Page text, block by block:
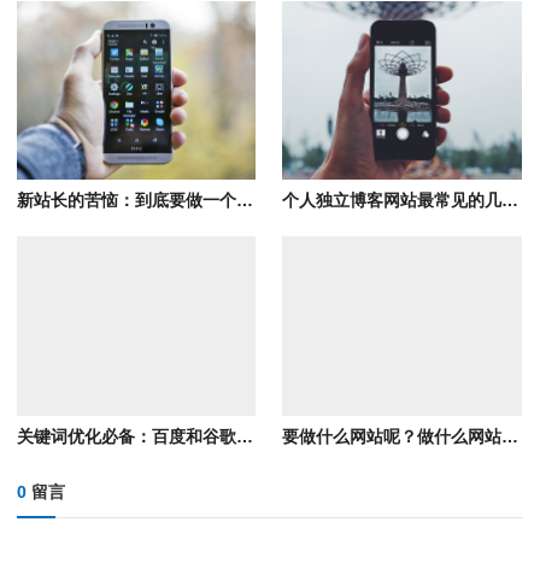
新站长的苦恼：到底要做一个什么内容的网站？ 个人独立博客网站最常见的几种赚钱方式介绍
关键词优化必备：百度和谷歌在线指数查询工具网址 要做什么网站呢？做什么网站好呢？
0 留言